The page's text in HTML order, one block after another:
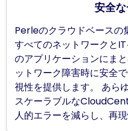
安全
Perleのクラウドベースの
すべてのネットワークと
のアプリケーションにま
ットワーク障害時に安全
視性を提供します。 あら
スケーラブルな
人的エラーを減らし、再現